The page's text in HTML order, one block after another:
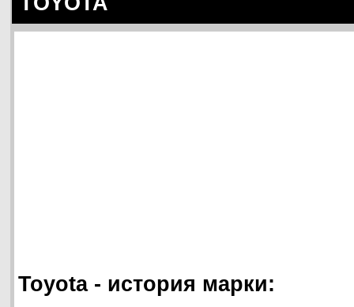
Toyota - история марки: